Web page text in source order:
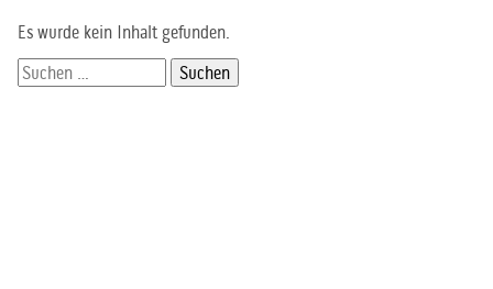
Es wurde kein Inhalt gefunden.
Suchen
nach: